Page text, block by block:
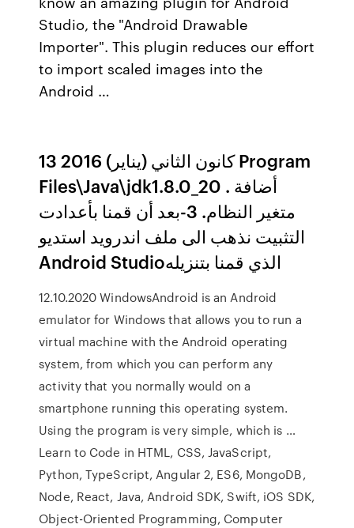
Studio, the "Android Drawable
Importer". This plugin reduces our effort
to import scaled images into the
Android …
13 كانون الثاني (يناير) 2016 Program
Files\Java\jdk1.8.0_20 . أضافة
متغير النظام. 3-بعد أن قمنا بأعدادت
التثبيت نذهب الى ملف اندرويد استديو
Android Studioالذي قمنا بتنزيله
12.10.2020 WindowsAndroid is an Android
emulator for Windows that allows you to run a
virtual machine with the Android operating
system, from which you can perform any
activity that you normally would on a
smartphone running this operating system.
Using the program is very simple, which is …
Learn to Code in HTML, CSS, JavaScript,
Python, TypeScript, Angular 2, ES6, MongoDB,
Node, React, Java, Android SDK, Swift, iOS SDK,
Object-Oriented Programming, Computer